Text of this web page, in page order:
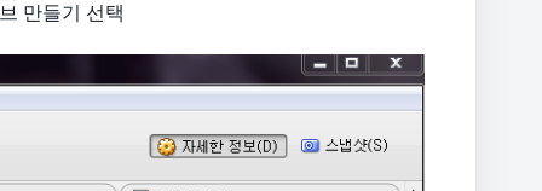
만들기 선택